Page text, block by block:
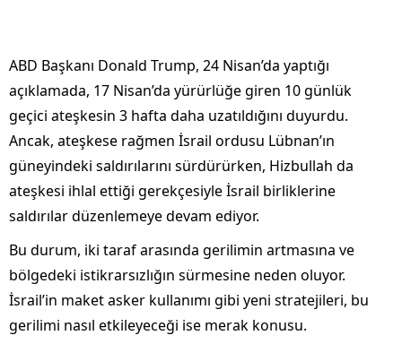
ABD Başkanı Donald Trump, 24 Nisan’da yaptığı
açıklamada, 17 Nisan’da yürürlüğe giren 10 günlük
geçici ateşkesin 3 hafta daha uzatıldığını duyurdu.
Ancak, ateşkese rağmen İsrail ordusu Lübnan’ın
güneyindeki saldırılarını sürdürürken, Hizbullah da
ateşkesi ihlal ettiği gerekçesiyle İsrail birliklerine
saldırılar düzenlemeye devam ediyor.
Bu durum, iki taraf arasında gerilimin artmasına ve
bölgedeki istikrarsızlığın sürmesine neden oluyor.
İsrail’in maket asker kullanımı gibi yeni stratejileri, bu
gerilimi nasıl etkileyeceği ise merak konusu.